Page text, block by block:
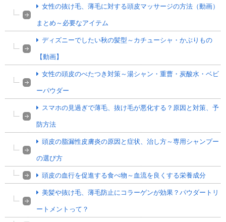
女性の抜け毛、薄毛に対する頭皮マッサージの方法（動画）
まとめ～必要なアイテム
ディズニーでしたい秋の髪型～カチューシャ・かぶりもの
【動画】
女性の頭皮のべたつき対策～湯シャン・重曹・炭酸水・ベビ
ーパウダー
スマホの見過ぎで薄毛、抜け毛が悪化する？原因と対策、予
防方法
頭皮の脂漏性皮膚炎の原因と症状、治し方～専用シャンプー
の選び方
頭皮の血行を促進する食べ物～血流を良くする栄養成分
美髪や抜け毛、薄毛防止にコラーゲンが効果？パウダートリ
ートメントって？